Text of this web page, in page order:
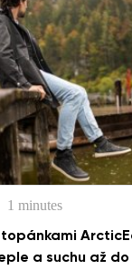
1 minutes
a suchu až